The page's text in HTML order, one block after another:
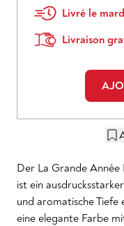
Livré le
Livraison
Der La Grande Année
ist ein
und aromatische Tiefe
eine elegante Farbe